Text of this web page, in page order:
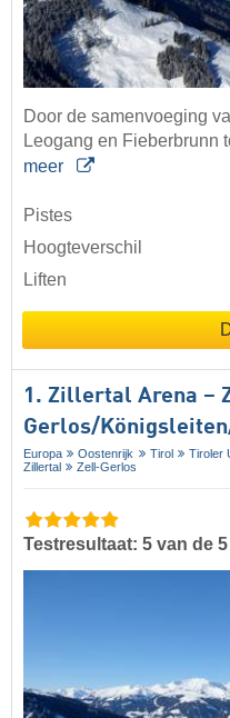
Door de samenvoeging
Leogang en Fieberbrunn
meer
Pistes
Hoogteverschil
Liften
1. Zillertal Arena –
Gerlos/​
Europa Oostenrijk Tirol Tiroler
Zillertal
Zell-Gerlos
Testresultaat: 5 van de